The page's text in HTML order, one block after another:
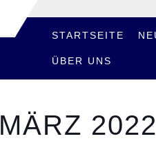
STARTSEITE
ÜBER UNS
MÄRZ 2022